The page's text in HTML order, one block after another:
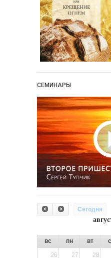
СЕМИНАРЫ
Сегодня
вс пн вт
26
27 28